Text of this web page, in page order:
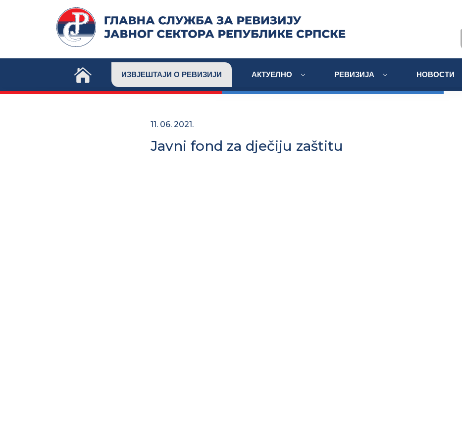
ИЗВЈЕШТАЈИ О РЕВИЗИЈИ АКТУЕЛНО РЕВИЗИЈА НОВОСТИ
11. 06. 2021.
Javni fond za dječiju zaštitu